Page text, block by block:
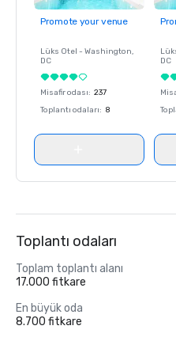
Promote your venue
Lüks Otel - Washington,
DC
Misafir odası: 237
Toplantı odaları: 8
DC
Toplantı odaları
Toplam toplantı alanı
17.000 fitkare
En büyük oda
8.700 fitkare